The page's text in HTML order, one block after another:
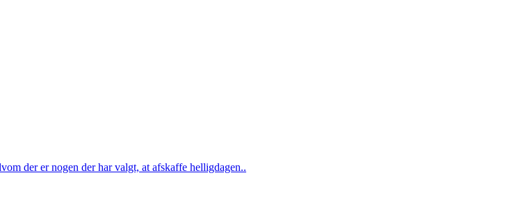
der er nogen der har valgt, at afskaffe helligdagen..